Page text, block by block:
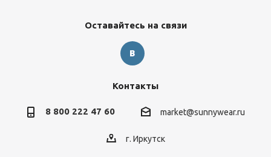
Оставайтесь на связи
Контакты
8 800 222 47 60 market@sunnywear.ru
г. Иркутск